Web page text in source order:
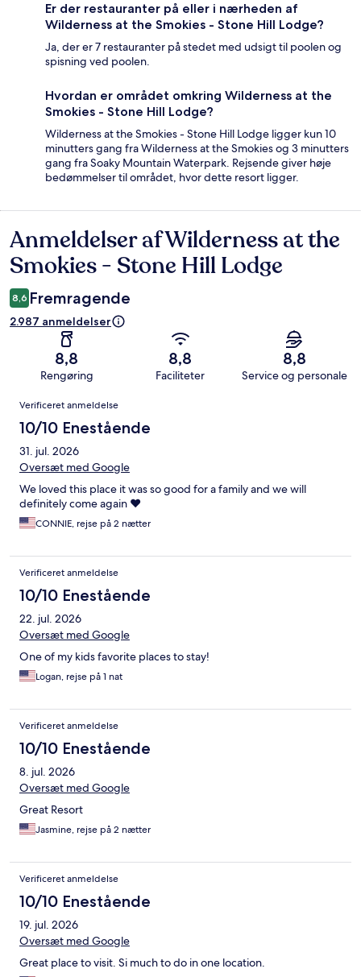
Er der restauranter på eller i nærheden af
Wilderness at the Smokies - Stone Hill Lodge?
Ja, der er 7 restauranter på stedet med udsigt til poolen og
spisning ved poolen.
Hvordan er området omkring Wilderness at the
Smokies - Stone Hill Lodge?
Wilderness at the Smokies - Stone Hill Lodge ligger kun 10
minutters gang fra Wilderness at the Smokies og 3 minutters
gang fra Soaky Mountain Waterpark. Rejsende giver høje
bedømmelser til området, hvor dette resort ligger.
Anmeldelser
Anmeldelser af Wilderness at the
Smokies - Stone Hill Lodge
8,6 Fremragende
2.987 anmeldelser
8,8
Rengøring
8,8
Faciliteter
8,8
Service og personale
Anmeldelser
Verificeret anmeldelse
10/10 Enestående
31. jul. 2026
Oversæt med Google
We loved this place it was so good for a family and we will
definitely come again ❤️
CONNIE, rejse på 2 nætter
Verificeret anmeldelse
10/10 Enestående
22. jul. 2026
Oversæt med Google
One of my kids favorite places to stay!
Logan, rejse på 1 nat
Verificeret anmeldelse
10/10 Enestående
8. jul. 2026
Oversæt med Google
Great Resort
Jasmine, rejse på 2 nætter
Verificeret anmeldelse
10/10 Enestående
19. jul. 2026
Oversæt med Google
Great place to visit. Si much to do in one location.